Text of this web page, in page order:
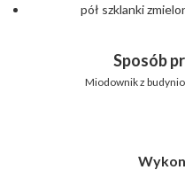
pół szklanki
Sposób
Miodownik z